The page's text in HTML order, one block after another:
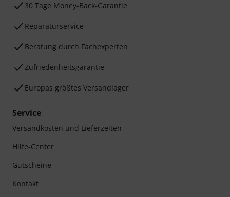
30 Tage Money-Back-Garantie
Reparaturservice
Beratung durch Fachexperten
Zufriedenheitsgarantie
Europas größtes Versandlager
Service
Versandkosten und Lieferzeiten
Hilfe-Center
Gutscheine
Kontakt